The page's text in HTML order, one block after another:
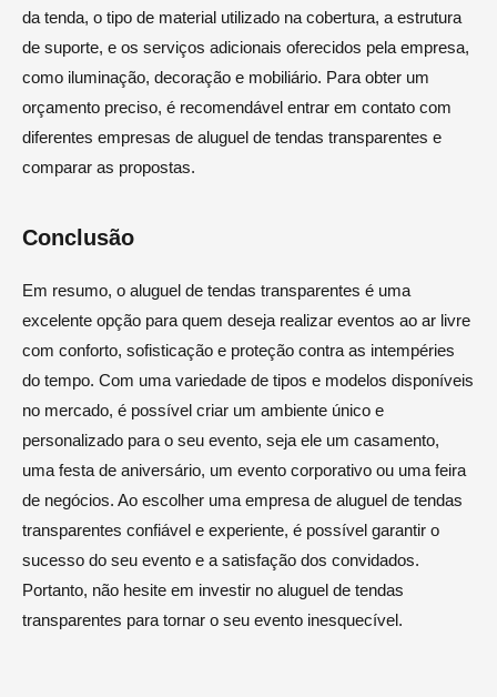
da tenda, o tipo de material utilizado na cobertura, a estrutura
de suporte, e os serviços adicionais oferecidos pela empresa,
como iluminação, decoração e mobiliário. Para obter um
orçamento preciso, é recomendável entrar em contato com
diferentes empresas de aluguel de tendas transparentes e
comparar as propostas.
Conclusão
Em resumo, o aluguel de tendas transparentes é uma
excelente opção para quem deseja realizar eventos ao ar livre
com conforto, sofisticação e proteção contra as intempéries
do tempo. Com uma variedade de tipos e modelos disponíveis
no mercado, é possível criar um ambiente único e
personalizado para o seu evento, seja ele um casamento,
uma festa de aniversário, um evento corporativo ou uma feira
de negócios. Ao escolher uma empresa de aluguel de tendas
transparentes confiável e experiente, é possível garantir o
sucesso do seu evento e a satisfação dos convidados.
Portanto, não hesite em investir no aluguel de tendas
transparentes para tornar o seu evento inesquecível.